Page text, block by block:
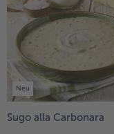
Neu
Sugo alla Carbonara